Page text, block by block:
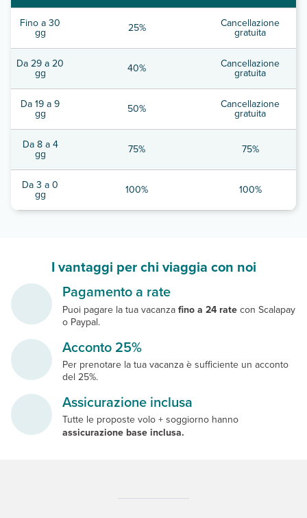
Fino a 30
gg 25% Cancellazione
gratuita
Da 29 a 20
gg 40% Cancellazione
gratuita
Da 19 a 9
gg 50% Cancellazione
gratuita
Da 8 a 4
gg 75% 75%
Da 3 a 0
gg 100% 100%
I vantaggi per chi viaggia con noi
Pagamento a rate
Puoi pagare la tua vacanza fino a 24 rate con Scalapay
o Paypal.
Acconto 25%
Per prenotare la tua vacanza è sufficiente un acconto
del 25%.
Assicurazione inclusa
Tutte le proposte volo + soggiorno hanno
assicurazione base inclusa.